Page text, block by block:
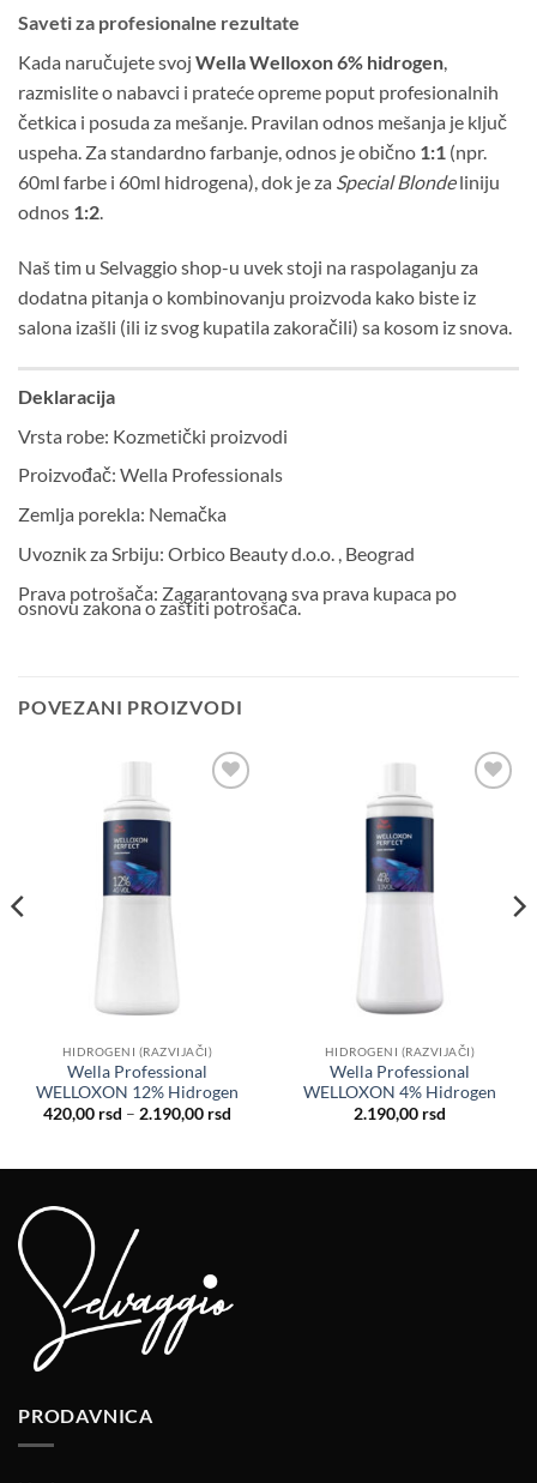
Saveti za profesionalne rezultate
Kada naručujete svoj Wella Welloxon 6% hidrogen,
razmislite o nabavci i prateće opreme poput profesionalnih
četkica i posuda za mešanje. Pravilan odnos mešanja je ključ
uspeha. Za standardno farbanje, odnos je obično 1:1 (npr.
60ml farbe i 60ml hidrogena), dok je za Special Blondeliniju
odnos 1:2.
Naš tim u Selvaggio shop-u uvek stoji na raspolaganju za
dodatna pitanja o kombinovanju proizvoda kako biste iz
salona izašli (ili iz svog kupatila zakoračili) sa kosom iz snova.
Deklaracija
Vrsta robe: Kozmetički proizvodi
Proizvođač: Wella Professionals
Zemlja porekla: Nemačka
Uvoznik za Srbiju: Orbico Beauty d.o.o. , Beograd
Prava potrošača: Zagarantovana sva prava kupaca po
osnovu zakona ozaštiti potrošača.
POVEZANI PROIZVODI
HIDROGENI (RAZVIJAČI)
Wella Professional
WELLOXON 12% Hidrogen
420,00 rsd – 2.190,00 rsd
do
HIDROGENI (RAZVIJAČI)
Wella Professional
WELLOXON 4% Hidrogen
2.190,00 rsd
PRODAVNICA